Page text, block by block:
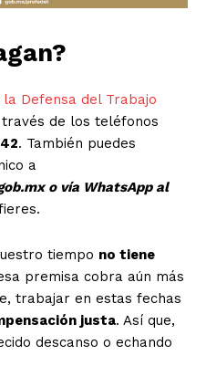
Chiapas
Coahuila
de México
Hidalgo
Jalisco
Yucatán Veracruz
Defensa del Trabajo
de los teléfonos
. También puedes
a
o vía WhatsApp al
tiempo no tiene
premisa cobra aún más
trabajar en estas fechas
justa. Así que,
descanso o echando